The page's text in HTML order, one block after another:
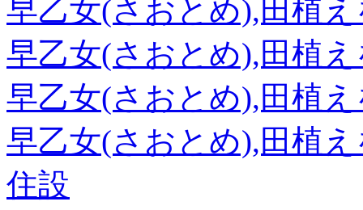
早乙女(さおとめ),田植
早乙女(さおとめ),田植
早乙女(さおとめ),田植
早乙女(さおとめ),田植
住設